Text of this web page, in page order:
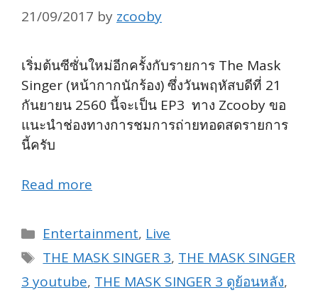
21/09/2017 by zcooby
เริ่มต้นซีซั่นใหม่อีกครั้งกับรายการ The Mask
Singer (หน้ากากนักร้อง) ซึ่งวันพฤหัสบดีที่ 21
กันยายน 2560 นี้จะเป็น EP3 ทาง Zcooby ขอ
แนะนำช่องทางการชมการถ่ายทอดสดรายการ
นี้ครับ
Read more
Categories
Entertainment, Live
Tags
THE MASK SINGER 3, THE MASK SINGER
3 youtube, THE MASK SINGER 3 ดูย้อนหลัง,